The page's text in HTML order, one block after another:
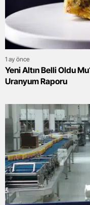
1 ay önce
Yeni Altın Belli Oldu
Uranyum Raporu